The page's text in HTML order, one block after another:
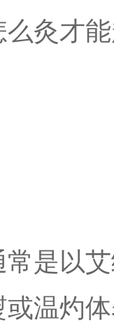
灸才
是以
温灼